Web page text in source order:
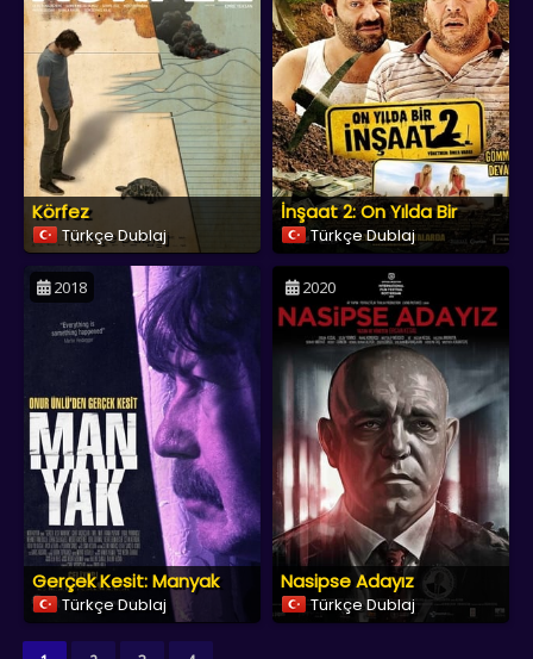
Körfez
Türkçe Dublaj
İnşaat 2: On Yılda Bir
Türkçe Dublaj
2018
Gerçek Kesit: Manyak
Türkçe Dublaj
2020
Nasipse Adayız
Türkçe Dublaj